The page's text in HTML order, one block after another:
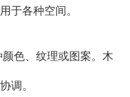
于各种空间。
色、纹理或图案。木
调。